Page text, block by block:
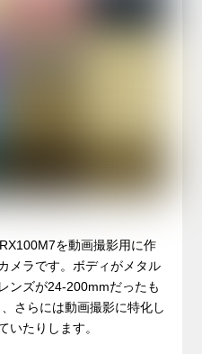
を動画撮影用に作
メラです。ボディがメタル
ンズが24-200mmだったも
さらには動画撮影に特化し
いたりします。